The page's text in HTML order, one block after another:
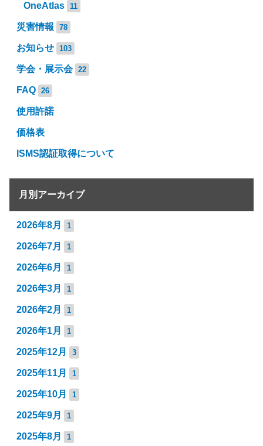
OneAtlas 11
災害情報 78
お知らせ 103
学会・展示会 22
FAQ 26
使用許諾
価格表
ISMS認証取得について
月別アーカイブ
2026年8月 1
2026年7月 1
2026年6月 1
2026年3月 1
2026年2月 1
2026年1月 1
2025年12月 3
2025年11月 1
2025年10月 1
2025年9月 1
2025年8月 1